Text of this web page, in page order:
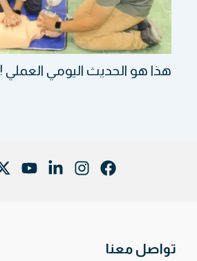
هذا هو الحديث اليومي العملي !
تواصل معنا